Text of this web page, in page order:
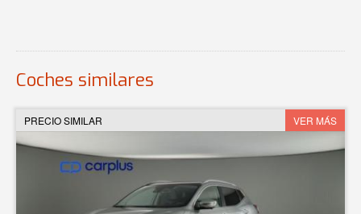
Coches similares
PRECIO SIMILAR VER MÁS